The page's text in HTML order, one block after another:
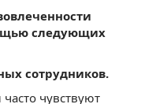
следующих
сотрудников.
чувствуют